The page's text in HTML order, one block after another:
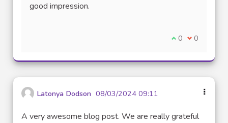
good impression.
Je suis d'accord
0 Je ne suis
0
Latonya Dodson 08/03/2024 09:11
A very awesome blog post. We are really grateful